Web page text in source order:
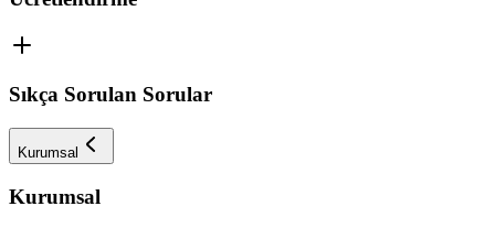
Sıkça Sorulan Sorular
Kurumsal
Kurumsal